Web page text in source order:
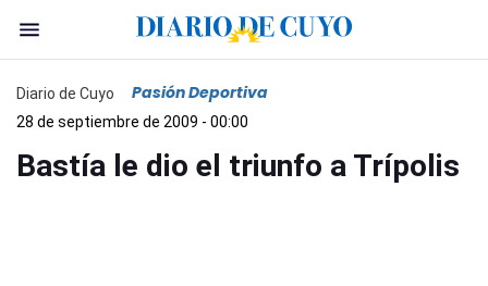
Diario de Cuyo Pasión Deportiva
28 de septiembre de 2009 - 00:00
Bastía le dio el triunfo a Trípolis